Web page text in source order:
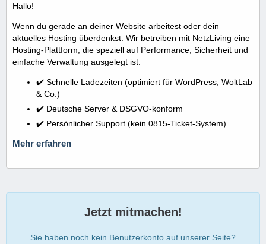
Hallo!
Wenn du gerade an deiner Website arbeitest oder dein
aktuelles Hosting überdenkst: Wir betreiben mit NetzLiving eine
Hosting-Plattform, die speziell auf Performance, Sicherheit und
einfache Verwaltung ausgelegt ist.
✔️ Schnelle Ladezeiten (optimiert für WordPress, WoltLab
& Co.)
✔️ Deutsche Server & DSGVO-konform
✔️ Persönlicher Support (kein 0815-Ticket-System)
Mehr erfahren
Jetzt mitmachen!
Sie haben noch kein Benutzerkonto auf unserer Seite?